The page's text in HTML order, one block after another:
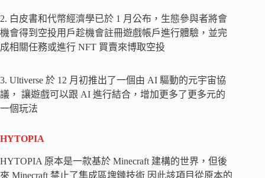
2. 白皮書和代幣經濟學已於 1 月公布，生態參與者將會
機會得到空投用戶趁機會註冊遊戲帳戶進行體驗，並完
成相關任務或進行 NFT 買賣來博取空投
3. Ultiverse 於 12 月初推出了一個由 AI 驅動的元宇宙協
議， 讓遊戲可以跟 AI 進行結合，增加更多了更多元的
一個玩法
HYTOPIA
HYTOPIA 原本是一款基於 Minecraft 建構的世界，但後
來 Minecraft 禁止了集成區塊鏈技術 因此該項目從原本的